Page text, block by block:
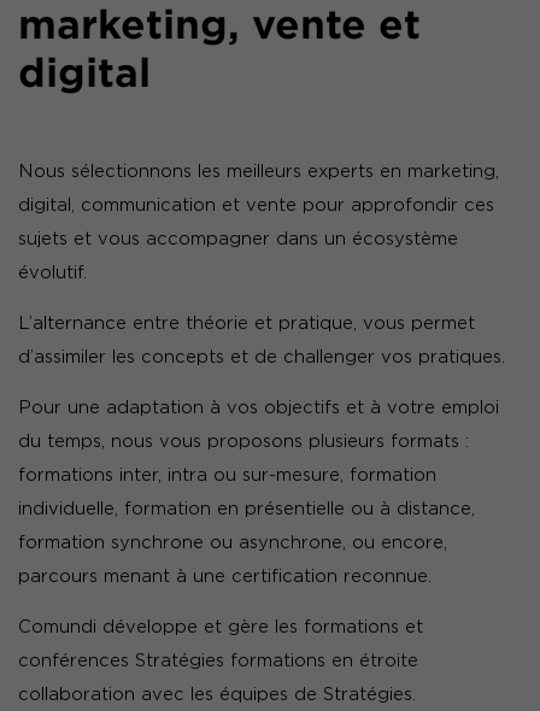
marketing, vente et
digital
Nous sélectionnons les meilleurs experts en marketing,
digital, communication et vente pour approfondir ces
sujets et vous accompagner dans un écosystème
évolutif.
L’alternance entre théorie et pratique, vous permet
d’assimiler les concepts et de challenger vos pratiques.
Pour une adaptation à vos objectifs et à votre emploi
du temps, nous vous proposons plusieurs formats :
formations inter, intra ou sur-mesure, formation
individuelle, formation en présentielle ou à distance,
formation synchrone ou asynchrone, ou encore,
parcours menant à une certification reconnue.
Comundi développe et gère les formations et
conférences Stratégies formations en étroite
collaboration avec les équipes de Stratégies.